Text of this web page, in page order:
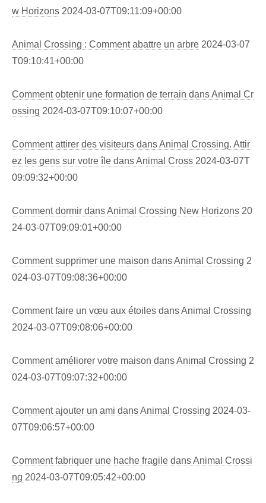
w Horizons 2024-03-07T09:11:09+00:00
Animal Crossing : Comment abattre un arbre 2024-03-07
T09:10:41+00:00
Comment obtenir une formation de terrain dans Animal Cr
ossing 2024-03-07T09:10:07+00:00
Comment attirer des visiteurs dans Animal Crossing. Attir
ez les gens sur votre île dans Animal Cross 2024-03-07T
09:09:32+00:00
Comment dormir dans Animal Crossing New Horizons 20
24-03-07T09:09:01+00:00
Comment supprimer une maison dans Animal Crossing 2
024-03-07T09:08:36+00:00
Comment faire un vœu aux étoiles dans Animal Crossing
2024-03-07T09:08:06+00:00
Comment améliorer votre maison dans Animal Crossing 2
024-03-07T09:07:32+00:00
Comment ajouter un ami dans Animal Crossing 2024-03-
07T09:06:57+00:00
Comment fabriquer une hache fragile dans Animal Crossi
ng 2024-03-07T09:05:42+00:00